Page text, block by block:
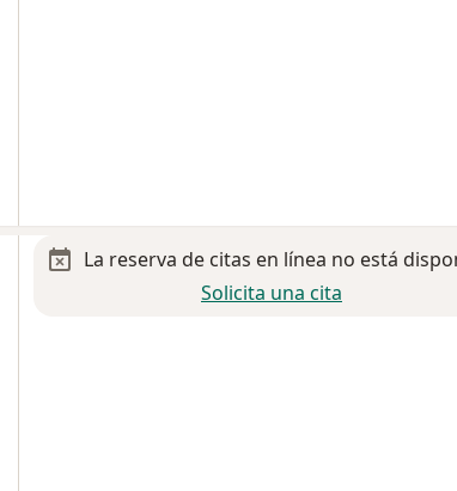
La reserva de citas en línea no está
Solicita una cita